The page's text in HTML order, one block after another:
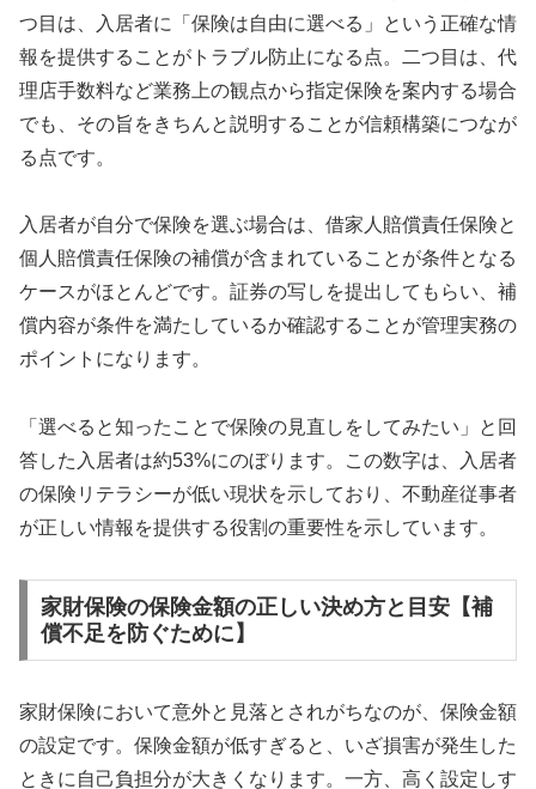
つ目は、入居者に「保険は自由に選べる」という正確な情
報を提供することがトラブル防止になる点。二つ目は、代
理店手数料など業務上の観点から指定保険を案内する場合
でも、その旨をきちんと説明することが信頼構築につなが
る点です。
入居者が自分で保険を選ぶ場合は、借家人賠償責任保険と
個人賠償責任保険の補償が含まれていることが条件となる
ケースがほとんどです。証券の写しを提出してもらい、補
償内容が条件を満たしているか確認することが管理実務の
ポイントになります。
「選べると知ったことで保険の見直しをしてみたい」と回
答した入居者は約53%にのぼります。この数字は、入居者
の保険リテラシーが低い現状を示しており、不動産従事者
が正しい情報を提供する役割の重要性を示しています。
家財保険の保険金額の正しい決め方と目安【補
償不足を防ぐために】
家財保険において意外と見落とされがちなのが、保険金額
の設定です。保険金額が低すぎると、いざ損害が発生した
ときに自己負担分が大きくなります。一方、高く設定しす